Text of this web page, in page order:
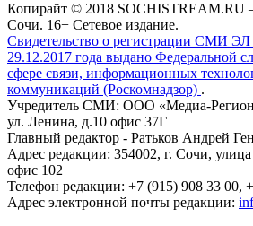
Копирайт © 2018 SOCHISTREAM.RU
Сочи. 16+ Сетевое издание.
Свидетельство о регистрации СМИ
29.12.2017 года выдано Федеральной
сфере связи, информационных
коммуникаций (Роскомнадзор) .
Учредитель СМИ: ООО «Медиа-
ул. Ленина, д.10 офис 37Г
Главный редактор - Ратьков Андрей
Адрес редакции: 354002, г. Сочи,
офис 102
Телефон редакции: +7 (915) 908 33 00,
Адрес электронной почты редакции: